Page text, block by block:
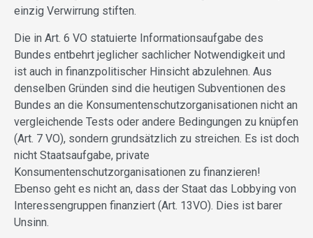
einzig Verwirrung stiften.
Die in Art. 6 VO statuierte Informationsaufgabe des
Bundes entbehrt jeglicher sachlicher Notwendigkeit und
ist auch in finanzpolitischer Hinsicht abzulehnen. Aus
denselben Gründen sind die heutigen Subventionen des
Bundes an die Konsumentenschutz­organisationen nicht an
vergleichende Tests oder andere Bedingungen zu knüpfen
(Art. 7 VO), sondern grundsätzlich zu streichen. Es ist doch
nicht Staatsaufgabe, private
Konsumentenschutzorganisationen zu finanzieren!
Ebenso geht es nicht an, dass der Staat das Lobbying von
Interessengruppen finanziert (Art. 13VO). Dies ist barer
Unsinn.